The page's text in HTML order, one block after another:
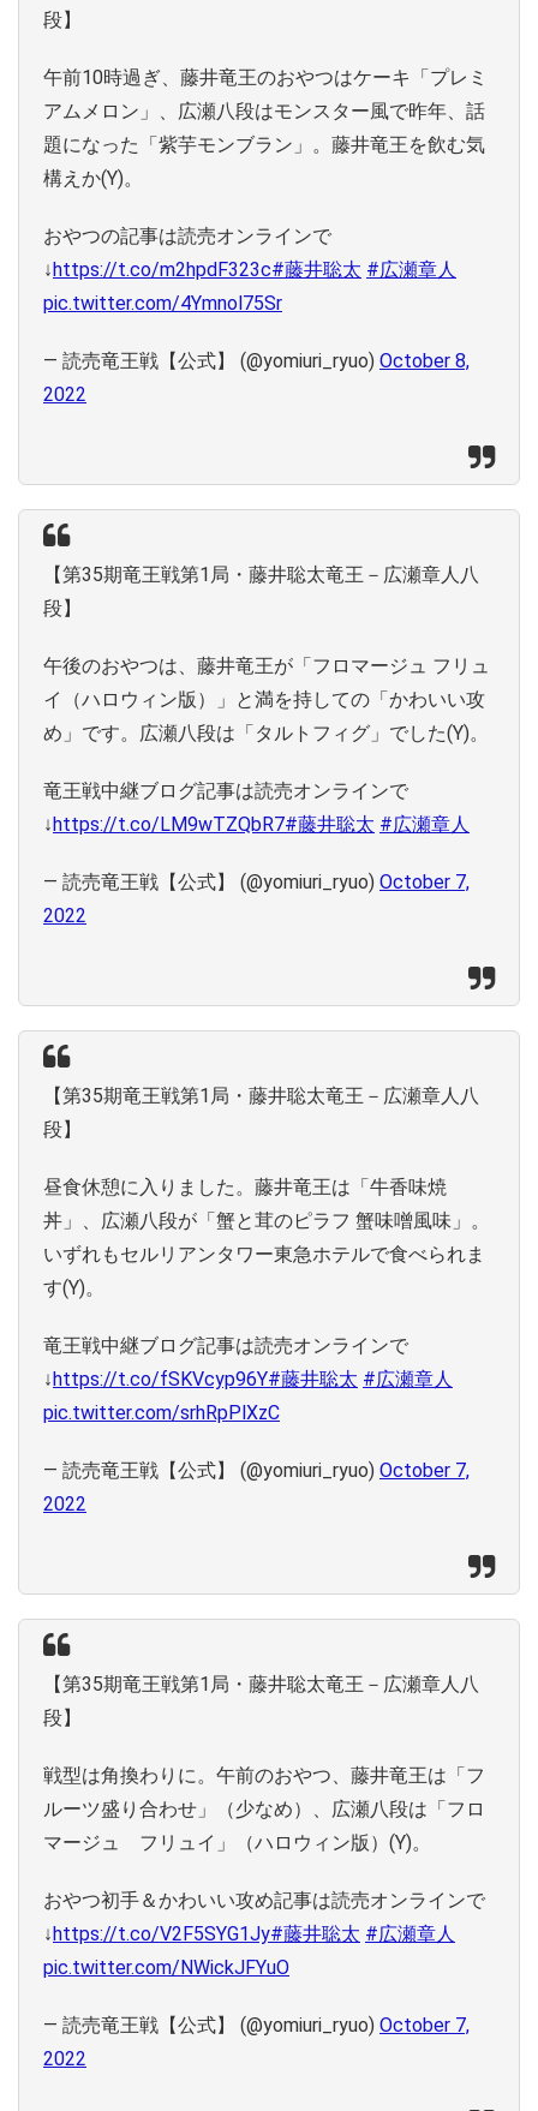
段】
午前10時過ぎ、藤井竜王のおやつはケーキ「プレミ
アムメロン」、広瀬八段はモンスター風で昨年、話
題になった「紫芋モンブラン」。藤井竜王を飲む気
構えか(Y)。
おやつの記事は読売オンラインで
↓https://t.co/m2hpdF323c#藤井聡太 #広瀬章人
pic.twitter.com/4Ymnol75Sr
— 読売竜王戦【公式】 (@yomiuri_ryuo) October 8,
2022
【第35期竜王戦第1局・藤井聡太竜王－広瀬章人八
段】
午後のおやつは、藤井竜王が「フロマージュ フリュ
イ（ハロウィン版）」と満を持しての「かわいい攻
め」です。広瀬八段は「タルトフィグ」でした(Y)。
竜王戦中継ブログ記事は読売オンラインで
↓https://t.co/LM9wTZQbR7#藤井聡太 #広瀬章人
— 読売竜王戦【公式】 (@yomiuri_ryuo) October 7,
2022
【第35期竜王戦第1局・藤井聡太竜王－広瀬章人八
段】
昼食休憩に入りました。藤井竜王は「牛香味焼
丼」、広瀬八段が「蟹と茸のピラフ 蟹味噌風味」。
いずれもセルリアンタワー東急ホテルで食べられま
す(Y)。
竜王戦中継ブログ記事は読売オンラインで
↓https://t.co/fSKVcyp96Y#藤井聡太 #広瀬章人
pic.twitter.com/srhRpPlXzC
— 読売竜王戦【公式】 (@yomiuri_ryuo) October 7,
2022
【第35期竜王戦第1局・藤井聡太竜王－広瀬章人八
段】
戦型は角換わりに。午前のおやつ、藤井竜王は「フ
ルーツ盛り合わせ」（少なめ）、広瀬八段は「フロ
マージュ フリュイ」（ハロウィン版）(Y)。
おやつ初手＆かわいい攻め記事は読売オンラインで
↓https://t.co/V2F5SYG1Jy#藤井聡太 #広瀬章人
pic.twitter.com/NWickJFYuO
— 読売竜王戦【公式】 (@yomiuri_ryuo) October 7,
2022